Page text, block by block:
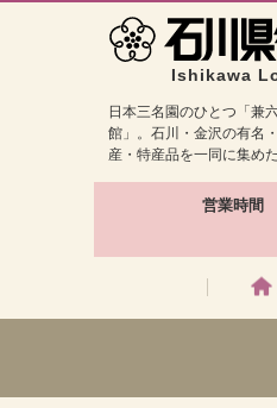
Ishikawa
日本三名園のひとつ「兼
館」。石川・金沢の有名
産・特産品を一同に集め
営業時間